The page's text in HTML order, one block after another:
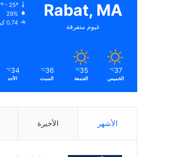
Rabat, MA
غيوم متفرقة
37º - 25º
29%
0.74 كيلومتر/ساعة
37
℃
الخميس
35
℃
الجمعة
36
℃
السبت
34
℃
الأحد
الأشهر الأخيرة